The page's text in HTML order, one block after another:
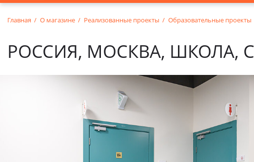
Главная О магазине Реализованные проекты Образовательные проекты
РОССИЯ, МОСКВА, ШКОЛА,